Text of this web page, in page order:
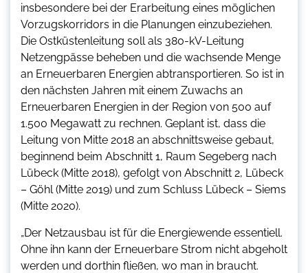
insbesondere bei der Erarbeitung eines möglichen
Vorzugskorridors in die Planungen einzubeziehen.
Die Ostküstenleitung soll als 380-kV-Leitung
Netzengpässe beheben und die wachsende Menge
an Erneuerbaren Energien abtransportieren. So ist in
den nächsten Jahren mit einem Zuwachs an
Erneuerbaren Energien in der Region von 500 auf
1.500 Megawatt zu rechnen. Geplant ist, dass die
Leitung von Mitte 2018 an abschnittsweise gebaut,
beginnend beim Abschnitt 1, Raum Segeberg nach
Lübeck (Mitte 2018), gefolgt von Abschnitt 2, Lübeck
– Göhl (Mitte 2019) und zum Schluss Lübeck – Siems
(Mitte 2020).
„Der Netzausbau ist für die Energiewende essentiell.
Ohne ihn kann der Erneuerbare Strom nicht abgeholt
werden und dorthin fließen, wo man in braucht.